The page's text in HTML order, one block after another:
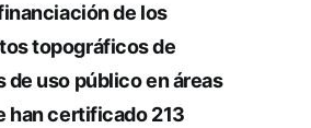
de los
topográficos de
uso público en áreas
han certificado 213